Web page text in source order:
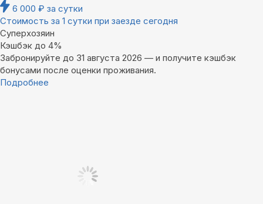
6 000 ₽ за сутки
Стоимость за 1 сутки при заезде сегодня
Суперхозяин
Кэшбэк до 4%
Забронируйте до 31 августа 2026 — и получите кэшбэк
бонусами после оценки проживания.
Подробнее